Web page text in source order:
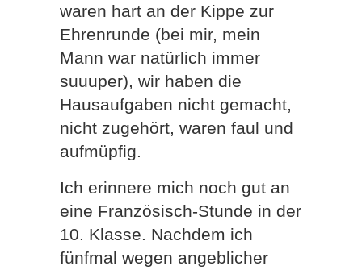
waren hart an der Kippe zur
Ehrenrunde (bei mir, mein
Mann war natürlich immer
suuuper), wir haben die
Hausaufgaben nicht gemacht,
nicht zugehört, waren faul und
aufmüpfig.
Ich erinnere mich noch gut an
eine Französisch-Stunde in der
10. Klasse. Nachdem ich
fünfmal wegen angeblicher